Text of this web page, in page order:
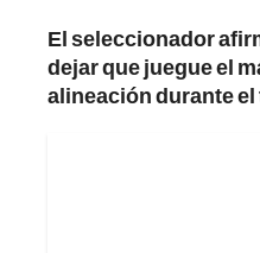
El seleccionador
dejar que juegue el
alineación durante